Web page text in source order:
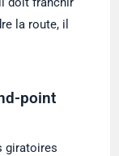
la route, il
point
giratoires